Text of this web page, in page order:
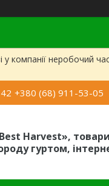
у компанії неробочий
+380 (68) 911-53-05
Harvest»,
гуртом,